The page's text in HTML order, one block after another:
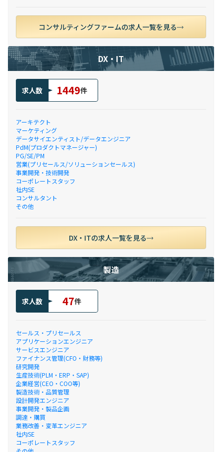
コンサルティングファームの求人一覧を見る
DX・IT
求人数 1449件
アーキテクト
マーケティング
データサイエンティスト/データエンジニア
PdM(プロダクトマネージャー)
PG/SE/PM
営業(プリセールス/ソリューションセールス)
事業開発・技術開発
コーポレートスタッフ
社内SE
コンサルタント
その他
DX・ITの求人一覧を見る
製造
求人数 47件
セールス・プリセールス
アプリケーションエンジニア
サービスエンジニア
ファイナンス管理(CFO・財務等)
研究開発
生産技術(PLM・ERP・SAP)
企業経営(CEO・COO等)
製造技術・品質管理
設計開発エンジニア
事業開発・製品企画
調達・購買
業務改善・変革エンジニア
社内SE
コーポレートスタッフ